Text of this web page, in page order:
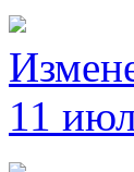
11